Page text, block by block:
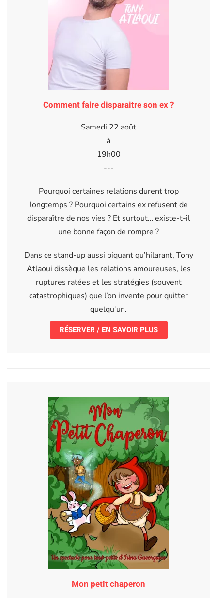
Comment faire disparaitre son ex ?
Samedi 22 août
à
19h00
---
Pourquoi certaines relations durent trop
longtemps ? Pourquoi certains ex refusent de
disparaître de nos vies ? Et surtout… existe-t-il
une bonne façon de rompre ?
Dans ce stand-up aussi piquant qu’hilarant, Tony
Atlaoui dissèque les relations amoureuses, les
ruptures ratées et les stratégies (souvent
catastrophiques) que l’on invente pour quitter
quelqu’un.
RÉSERVER / EN SAVOIR PLUS
Mon petit chaperon